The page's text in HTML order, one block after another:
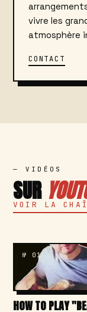
vivre les
atmosphère
CONTACT
— VIDÉOS
SUR
VOIR LA
№ 01
HOW TO PLAY